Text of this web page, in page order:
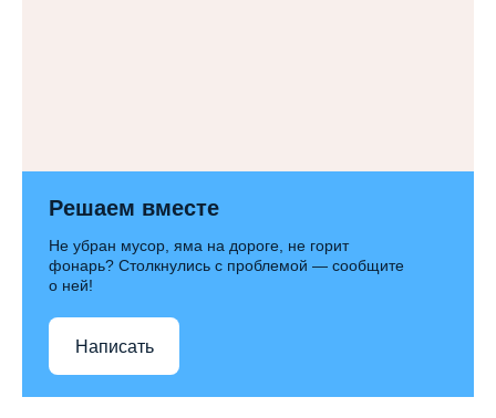
Решаем вместе
Не убран мусор, яма на дороге, не горит
фонарь? Столкнулись с проблемой — сообщите
о ней!
Написать